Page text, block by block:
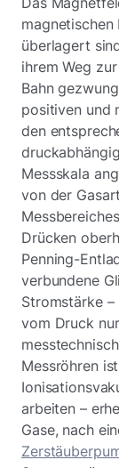
überlagert
ihrem Weg
Bahn
positiven und
den
Messskala
von der
Drücken
Penning-
verbundene
Stromstärke
vom Druck
Messröhren
arbeiten –
Gase, nach